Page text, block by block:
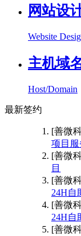
网站设
Website
主机域
Host/Domain
最新签约
[善微
项目服
[善微
目
[善微
24H自
[善微
24H自
[善微